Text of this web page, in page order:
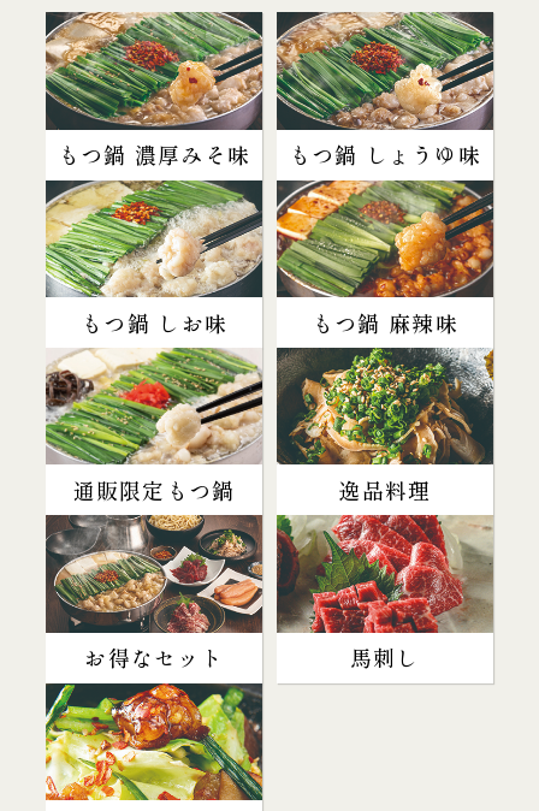
もつ鍋 濃厚みそ味 もつ鍋 しょうゆ味
もつ鍋 しお味 もつ鍋 麻辣味
通販限定もつ鍋 逸品料理
お得なセット 馬刺し